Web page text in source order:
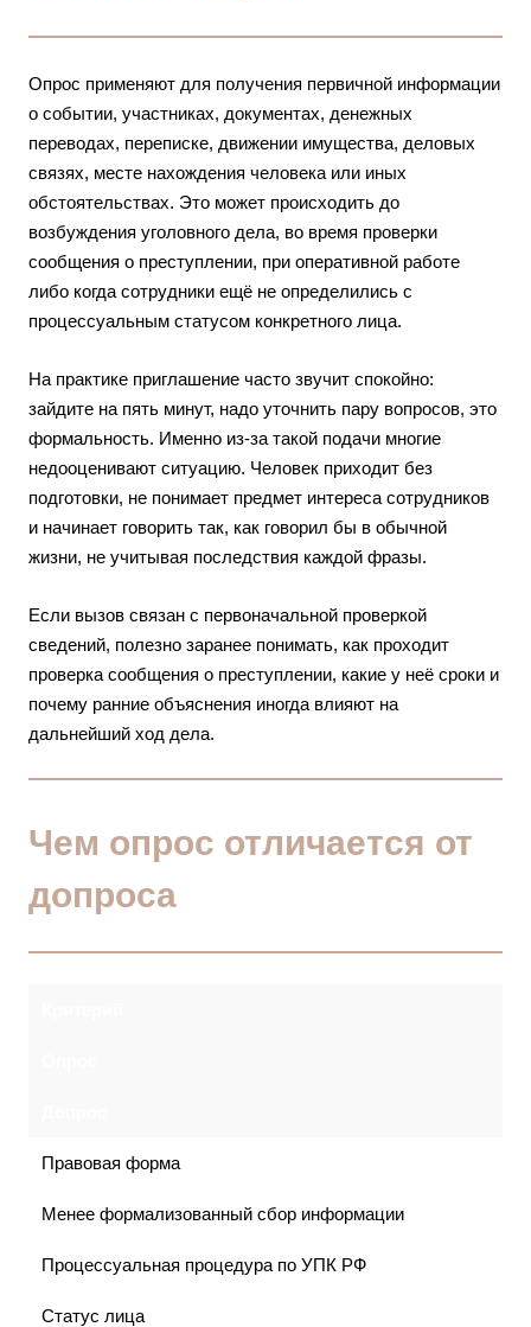
Опрос применяют для получения первичной информации
о событии, участниках, документах, денежных
переводах, переписке, движении имущества, деловых
связях, месте нахождения человека или иных
обстоятельствах. Это может происходить до
возбуждения уголовного дела, во время проверки
сообщения о преступлении, при оперативной работе
либо когда сотрудники ещё не определились с
процессуальным статусом конкретного лица.
На практике приглашение часто звучит спокойно:
зайдите на пять минут, надо уточнить пару вопросов, это
формальность. Именно из-за такой подачи многие
недооценивают ситуацию. Человек приходит без
подготовки, не понимает предмет интереса сотрудников
и начинает говорить так, как говорил бы в обычной
жизни, не учитывая последствия каждой фразы.
Если вызов связан с первоначальной проверкой
сведений, полезно заранее понимать, как проходит
проверка сообщения о преступлении, какие у неё сроки и
почему ранние объяснения иногда влияют на
дальнейший ход дела.
Чем опрос отличается от
допроса
Правовая форма
Менее формализованный сбор информации
Процессуальная процедура по УПК РФ
Статус лица